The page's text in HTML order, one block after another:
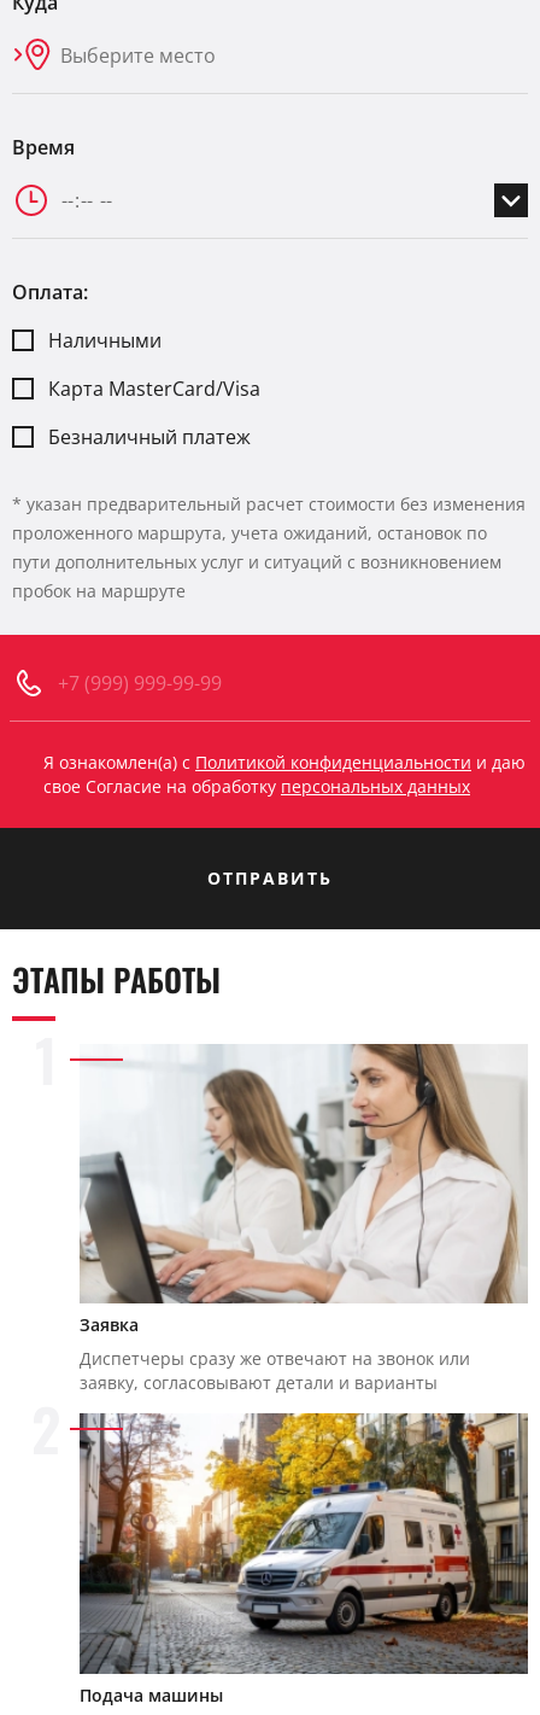
Время
Оплата:
Наличными
Карта MasterCard/Visa
Безналичный платеж
Я ознакомлен(а) с Политикой конфиденциальности и даю
свое Согласие на обработку персональных данных
ОТПРАВИТЬ
* указан предварительный расчет стоимости без изменения
проложенного маршрута, учета ожиданий, остановок по
пути дополнительных услуг и ситуаций с возникновением
пробок на маршруте
ЭТАПЫ РАБОТЫ
Заявка
Диспетчеры сразу же отвечают на звонок или
заявку, согласовывают детали и варианты
Подача машины